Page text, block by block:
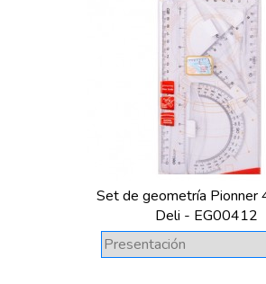
Set de geometría Pionner
Deli - EG00412